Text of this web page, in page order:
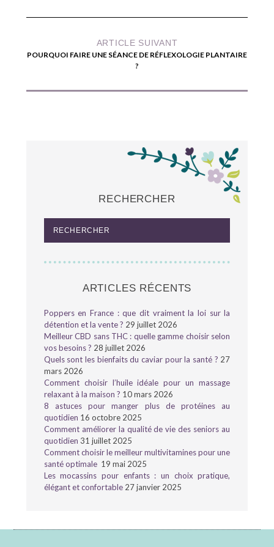
ARTICLE SUIVANT
POURQUOI FAIRE UNE SÉANCE DE RÉFLEXOLOGIE PLANTAIRE
?
RECHERCHER
ARTICLES RÉCENTS
Poppers en France : que dit vraiment la loi sur la
détention et la vente ? 29 juillet 2026
Meilleur CBD sans THC : quelle gamme choisir selon
vos besoins ? 28 juillet 2026
Quels sont les bienfaits du caviar pour la santé ? 27
mars 2026
Comment choisir l’huile idéale pour un massage
relaxant à la maison ? 10 mars 2026
8 astuces pour manger plus de protéines au
quotidien 16 octobre 2025
Comment améliorer la qualité de vie des seniors au
quotidien 31 juillet 2025
Comment choisir le meilleur multivitamines pour une
santé optimale 19 mai 2025
Les mocassins pour enfants : un choix pratique,
élégant et confortable 27 janvier 2025